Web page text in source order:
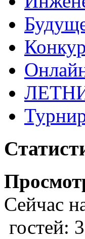
Сейчас
гостей: